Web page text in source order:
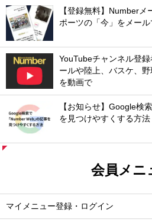
【登録無料】Number
ポーツの「今」をメール
YouTubeチャンネル登
ールや陸上、バスケ、
を動画で
【お知らせ】Google検
を見つけやすくする方法
会員メニ
マイメニュー登録・ログイン